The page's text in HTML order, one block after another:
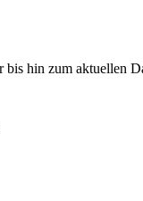
hin zum aktuellen